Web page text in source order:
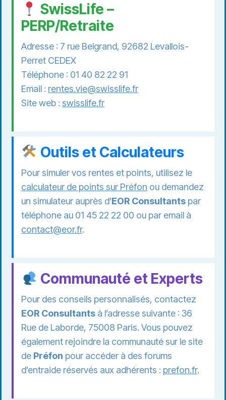
SwissLife –
PERP/Retraite
Adresse : 7 rue Belgrand, 92682 Levallois-
Perret CEDEX
Téléphone : 01 40 82 22 91
Email : rentes.vie@swisslife.fr
Site web : swisslife.fr
Outils et Calculateurs
Pour simuler vos rentes et points, utilisez le
calculateur de points sur Préfon ou demandez
un simulateur auprès d’EOR Consultants par
téléphone au 01 45 22 22 00 ou par email à
contact@eor.fr.
Communauté et Experts
Pour des conseils personnalisés, contactez
EOR Consultants à l’adresse suivante : 36
Rue de Laborde, 75008 Paris. Vous pouvez
également rejoindre la communauté sur le site
de Préfon pour accéder à des forums
d’entraide réservés aux adhérents : prefon.fr.